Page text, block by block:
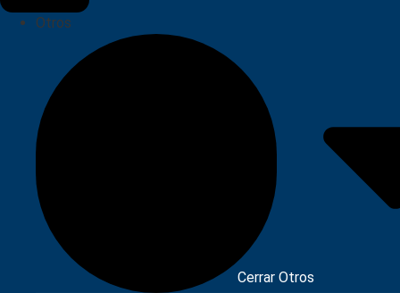
Otros
Cerrar Otros